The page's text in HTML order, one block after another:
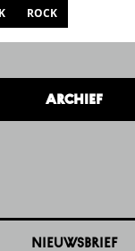
ROCK
ARCHIEF
NIEUWSBRIEF